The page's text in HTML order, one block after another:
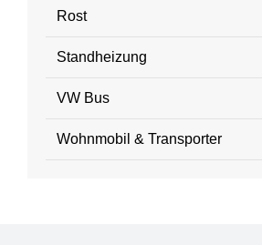
Rost
Standheizung
VW Bus
Wohnmobil & Transporter